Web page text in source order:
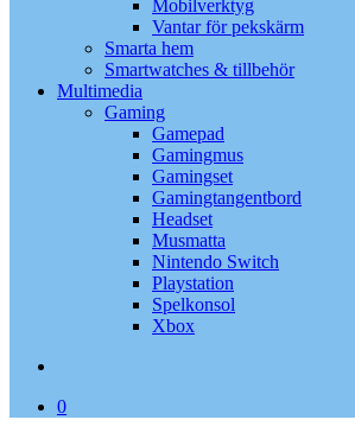
Mobilverktyg
Vantar för pekskärm
Smarta hem
Smartwatches & tillbehör
Multimedia
Gaming
Gamepad
Gamingmus
Gamingset
Gamingtangentbord
Headset
Musmatta
Nintendo Switch
Playstation
Spelkonsol
Xbox
0